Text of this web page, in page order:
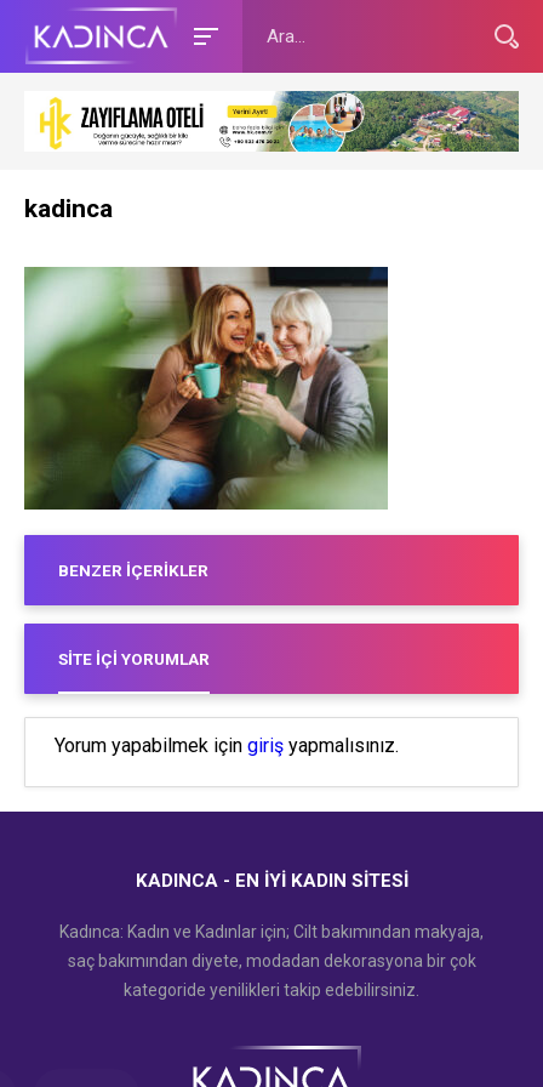
kadinca
BENZER İÇERIKLER
SITE İÇI YORUMLAR
Yorum yapabilmek için giriş yapmalısınız.
KADINCA - EN İYI KADIN SITESI
Kadınca: Kadın ve Kadınlar için; Cilt bakımından makyaja,
saç bakımından diyete, modadan dekorasyona bir çok
kategoride yenilikleri takip edebilirsiniz.